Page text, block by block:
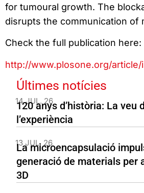
for tumoural growth. The
disrupts the communication of
Check the full publication here:
http://www.plosone.org/article/
Últimes notícies
14 JUL. 26
120 anys d’història: La veu
l’experiència
13 JUL. 26
La microencapsulació
generació de materials per
3D